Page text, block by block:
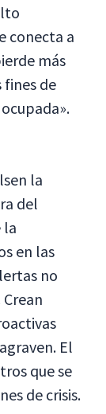
conecta a
más
de
la
del
la
en las
no
El
que se
de crisis.